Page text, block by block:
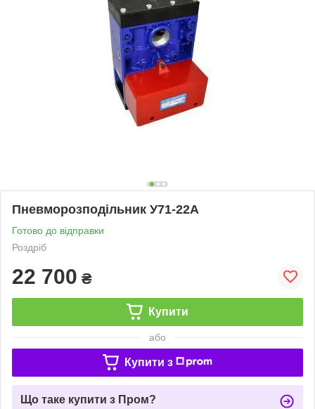
Пневморозподільник У71-22А
Готово до відправки
Роздріб
22 700 ₴
Купити
або
Купити з
Що таке купити з Пром?